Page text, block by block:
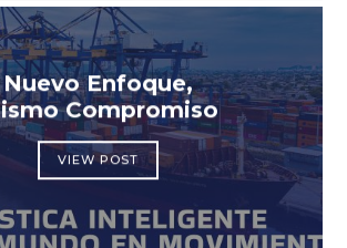
Nuevo Enfoque,
Compromiso
VIEW POST